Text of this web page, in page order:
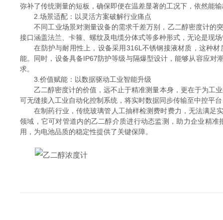
弥补了传统测量的短板，确保即便在温差显著的工况下，依然能
2.场景适配：以灵活方案破解行业痛点
不同工业场景对测量设备的需求千差万别，乙二醇密度计的突
接口涵盖法兰、卡箍、螺纹及电缆分体式等多种形式，无论是现
在防护与耐用性上，设备采用316L不锈钢接液材质，这种材
能。同时，设备具备IP67防护等级与隔爆型设计，能够从容应对
求。
3.价值赋能：以数据驱动工业智能升级
乙二醇密度计的价值，远不止于精准测量本身，更在于为工业
可无缝接入工业自动化控制系统，将实时数据同步传输至中控平
在制药行业，传统玻璃管人工抽样检测费时费力，无法满足实
领域，它可对管道内的乙二醇介质进行动态监测，助力企业精
用，为电池品质的稳定性提供了关键保障。